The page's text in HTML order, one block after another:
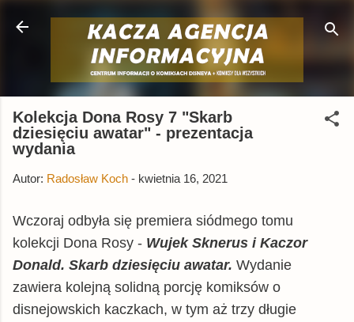
Przejdź do głównej zawartości
Kolekcja Dona Rosy 7 "Skarb
dziesięciu awatar" - prezentacja
wydania
Autor: Radosław Koch - kwietnia 16, 2021
Wczoraj odbyła się premiera siódmego tomu
kolekcji Dona Rosy - Wujek Sknerus i Kaczor
Donald. Skarb dziesięciu awatar. Wydanie
zawiera kolejną solidną porcję komiksów o
disnejowskich kaczkach, w tym aż trzy długie